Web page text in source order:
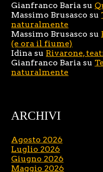
Gianfranco Baria su
Massimo Brusasco su
naturalmente
Massimo Brusasco su
(e ora il fiume)
Idina su Rivarone,
Gianfranco Baria su
naturalmente
ARCHIVI
Agosto 2026
Luglio 2026
Giugno 2026
Maggio 2026